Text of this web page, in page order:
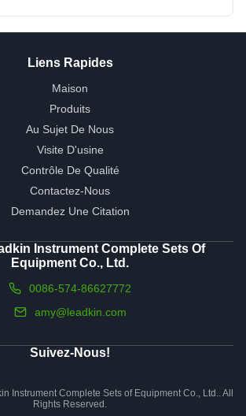
Liens Rapides
Maison
Produits
Au Sujet De Nous
Visite D'usine
Contrôle De Qualité
Contactez-Nous
Demandez Une Citation
Instrument Complete Sets Of
Equipment Co., Ltd.
0086-574-86627772
amy@leadkin.com
Suivez-Nous!
Instrument Complete Sets of Equipment Co., Ltd.. All
Rights Reserved.